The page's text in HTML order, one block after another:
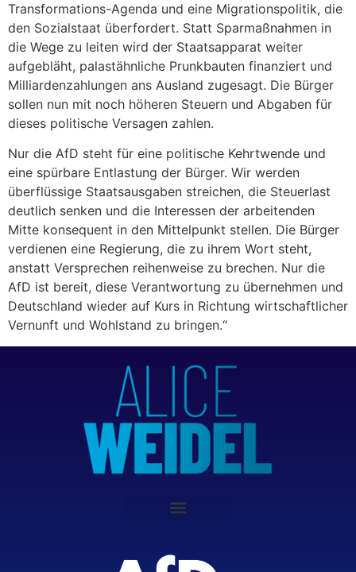
Transformations-Agenda und eine Migrationspolitik, die
den Sozialstaat überfordert. Statt Sparmaßnahmen in
die Wege zu leiten wird der Staatsapparat weiter
aufgebläht, palastähnliche Prunkbauten finanziert und
Milliardenzahlungen ans Ausland zugesagt. Die Bürger
sollen nun mit noch höheren Steuern und Abgaben für
dieses politische Versagen zahlen.
Nur die AfD steht für eine politische Kehrtwende und
eine spürbare Entlastung der Bürger. Wir werden
überflüssige Staatsausgaben streichen, die Steuerlast
deutlich senken und die Interessen der arbeitenden
Mitte konsequent in den Mittelpunkt stellen. Die Bürger
verdienen eine Regierung, die zu ihrem Wort steht,
anstatt Versprechen reihenweise zu brechen. Nur die
AfD ist bereit, diese Verantwortung zu übernehmen und
Deutschland wieder auf Kurs in Richtung wirtschaftlicher
Vernunft und Wohlstand zu bringen.“